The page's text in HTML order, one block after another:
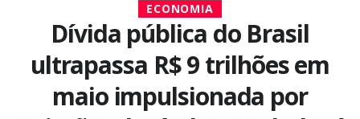
ECONOMIA
Dívida pública do Brasil
ultrapassa R$ 9 trilhões em
maio impulsionada por